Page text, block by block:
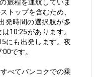
旅程を運航していま
トップを含むため、
発時間の選択肢が多
10:25があります。
にも出発します。夜
です。
べてバンコクでの乗